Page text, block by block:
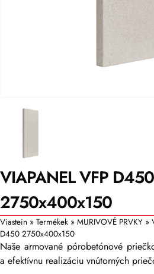
VIAPANEL VFP D450
2750x400x150
Viastein » Termékek » MURIVOVÉ PRVKY »
D450 2750x400x150
Naše armované pórobetónové
a efektívnu realizáciu vnútorných